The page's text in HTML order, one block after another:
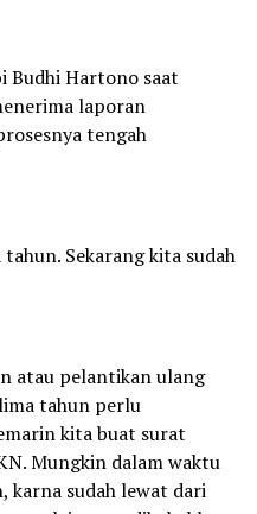
Budhi Hartono saat
laporan
tengah
Sekarang kita sudah
atau pelantikan ulang
tahun perlu
kita buat surat
Mungkin dalam waktu
karna sudah lewat dari